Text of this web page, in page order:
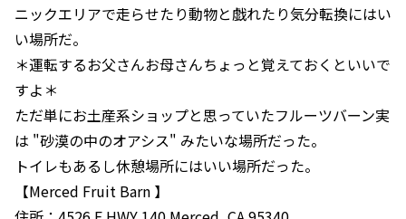
ニックエリアで走らせたり動物と戯れたり気分転換にはい
い場所だ。
＊運転するお父さんお母さんちょっと覚えておくといいで
すよ＊
ただ単にお土産系ショップと思っていたフルーツバーン実
は "砂漠の中のオアシス" みたいな場所だった。
トイレもあるし休憩場所にはいい場所だった。
【Merced Fruit Barn 】